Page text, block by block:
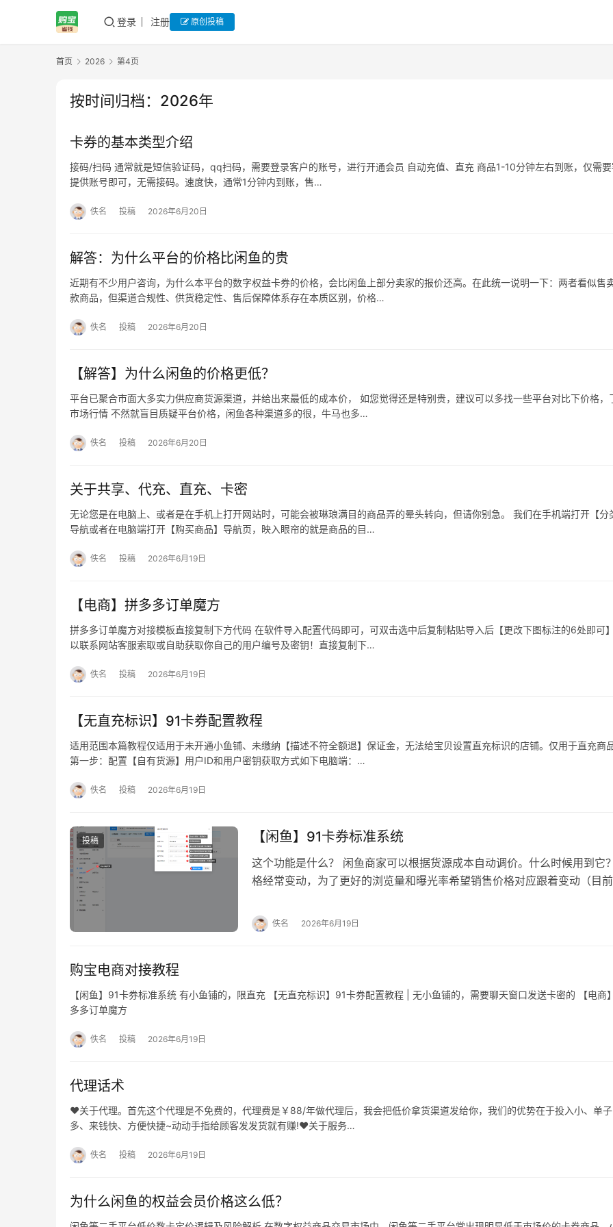
登录 注册 原创投稿
首页 2026 第4页
按时间归档：2026年
卡券的基本类型介绍
接码/扫码 通常就是短信验证码，qq扫码，需要登录客户的账号，进行开通会员 自动充值、直充 商品1-10分钟左右到账，仅需要
提供账号即可，无需接码。速度快，通常1分钟内到账，售…
佚名 投稿 2026年6月20日
解答：为什么平台的价格比闲鱼的贵
近期有不少用户咨询，为什么本平台的数字权益卡券的价格，会比闲鱼上部分卖家的报价还高。在此统一说明一下：两者看似售
款商品，但渠道合规性、供货稳定性、售后保障体系存在本质区别，价格…
佚名 投稿 2026年6月20日
【解答】为什么闲鱼的价格更低？
平台已聚合市面大多实力供应商货源渠道，并给出来最低的成本价， 如您觉得还是特别贵，建议可以多找一些平台对比下价格，
市场行情 不然就盲目质疑平台价格，闲鱼各种渠道多的很，牛马也多…
佚名 投稿 2026年6月20日
关于共享、代充、直充、卡密
无论您是在电脑上、或者是在手机上打开网站时，可能会被琳琅满目的商品弄的晕头转向，但请你别急。 我们在手机端打开【分
导航或者在电脑端打开【购买商品】导航页，映入眼帘的就是商品的目…
佚名 投稿 2026年6月19日
【电商】拼多多订单魔方
拼多多订单魔方对接模板直接复制下方代码 在软件导入配置代码即可，可双击选中后复制粘贴导入后【更改下图标注的6处即可
以联系网站客服索取或自助获取你自己的用户编号及密钥！直接复制下…
佚名 投稿 2026年6月19日
【无直充标识】91卡券配置教程
适用范围本篇教程仅适用于未开通小鱼铺、未缴纳【描述不符全额退】保证金，无法给宝贝设置直充标识的店铺。仅用于直充商品
第一步：配置【自有货源】用户ID和用户密钥获取方式如下电脑端：…
佚名 投稿 2026年6月19日
投稿 【闲鱼】91卡券标准系统
这个功能是什么？ 闲鱼商家可以根据货源成本自动调价。什么时候用到它
格经常变动，为了更好的浏览量和曝光率希望销售价格对应跟着变动（目前
佚名 2026年6月19日
购宝电商对接教程
【闲鱼】91卡券标准系统 有小鱼铺的，限直充 【无直充标识】91卡券配置教程 | 无小鱼铺的，需要聊天窗口发送卡密的 【电商
多多订单魔方
佚名 投稿 2026年6月19日
代理话术
❤️关于代理。首先这个代理是不免费的，代理费是￥88/年做代理后，我会把低价拿货渠道发给你，我们的优势在于投入小、单子
多、来钱快、方便快捷~动动手指给顾客发发货就有赚!❤️关于服务…
佚名 投稿 2026年6月19日
为什么闲鱼的权益会员价格这么低？